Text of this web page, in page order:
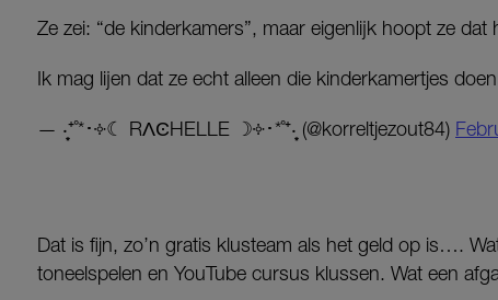
Ze zei: “de kinderkamers”, maar eigenlijk hoopt ze
Ik mag lijen dat ze echt alleen die kinderkamertjes
— ‧͙⁺˚*･༓☾ RΛϾHELLE ☽༓･*˚⁺‧͙ (@korreltjezout84)
Dat is fijn, zo’n gratis klusteam als het geld op is….
toneelspelen en YouTube cursus klussen. Wat een